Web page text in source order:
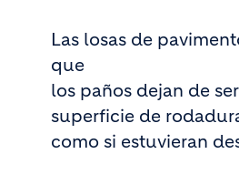
Las losas de
que
los paños dejan de
superficie de
como si estuvieran